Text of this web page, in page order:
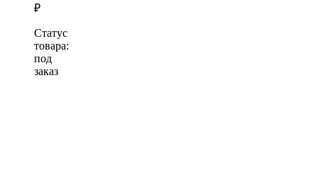
₽
Статус
товара:
под
заказ